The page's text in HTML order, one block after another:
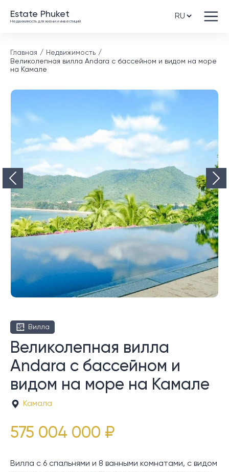
Estate Phuket
Недвижимость для жизни и инвестиций
Главная
Недвижимость
Великолепная вилла Andara с бассейном и видом на море
на Камале
Вилла
Великолепная вилла
Andara с бассейном и
видом на море на Камале
Камала
575 004 000 ₽
Вилла с 6 спальнями и 8 ванными комнатами, с видом